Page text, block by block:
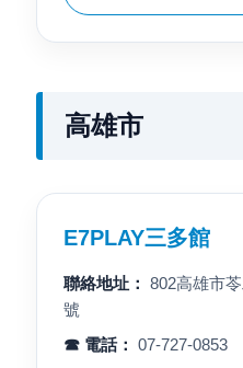
高雄市
E7PLAY三多館
聯絡地址： 802高雄市
號
☎ 電話： 07-727-0853